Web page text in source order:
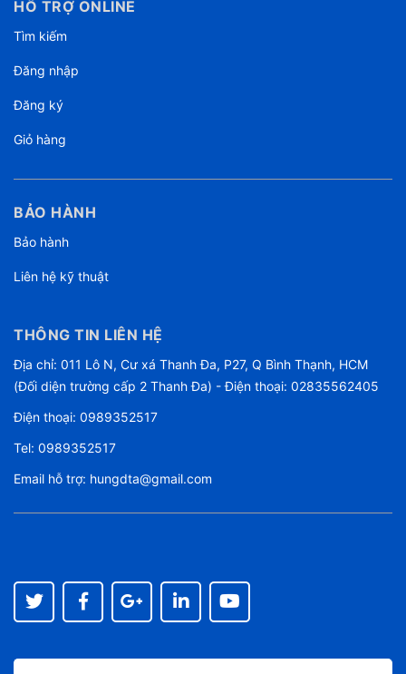
HỖ TRỢ ONLINE
Tìm kiếm
Đăng nhập
Đăng ký
Giỏ hàng
BẢO HÀNH
Bảo hành
Liên hệ kỹ thuật
THÔNG TIN LIÊN HỆ
Địa chỉ: 011 Lô N, Cư xá Thanh Đa, P27, Q Bình Thạnh, HCM
(Đối diện trường cấp 2 Thanh Đa) - Điện thoại: 02835562405
Điện thoại: 0989352517
Tel: 0989352517
Email hỗ trợ: hungdta@gmail.com